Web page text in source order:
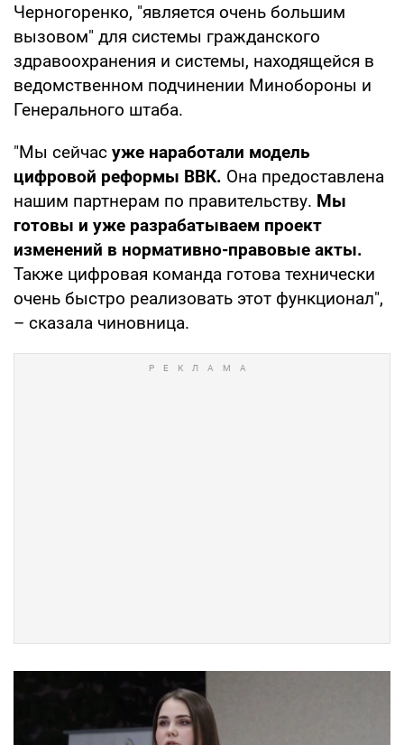
Черногоренко, "является очень большим
вызовом" для системы гражданского
здравоохранения и системы, находящейся в
ведомственном подчинении Минобороны и
Генерального штаба.
"Мы сейчас уже наработали модель
цифровой реформы ВВК. Она предоставлена
нашим партнерам по правительству. Мы
готовы и уже разрабатываем проект
изменений в нормативно-правовые акты.
Также цифровая команда готова технически
очень быстро реализовать этот функционал",
– сказала чиновница.